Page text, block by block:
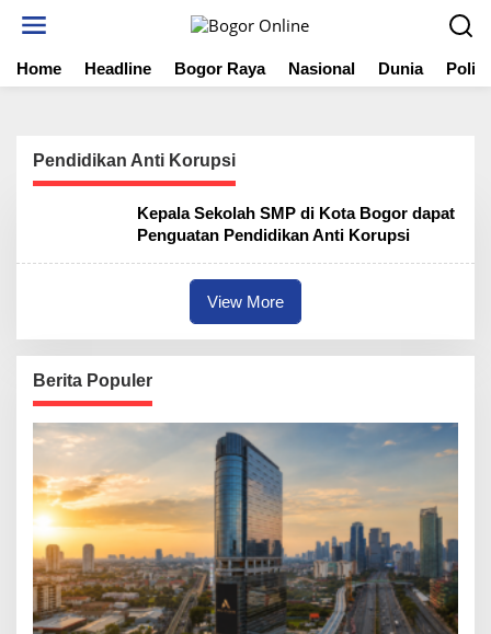
t
Home Headline Bogor Raya Nasional Dunia
Pendidikan Anti Korupsi
Kepala Sekolah SMP di Kota Bogor dapat
Penguatan Pendidikan Anti Korupsi
View More
Berita Populer